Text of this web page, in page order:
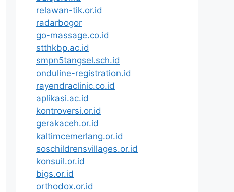
relawan-tik.or.id
radarbogor
go-massage.co.id
stthkbp.ac.id
smpn5tangsel.sch.id
onduline-registration.id
rayendraclinic.co.id
aplikasi.ac.id
kontroversi.or.id
gerakaceh.or.id
kaltimcemerlang.or.id
soschildrensvillages.or.id
konsuil.or.id
bigs.or.id
orthodox.or.id